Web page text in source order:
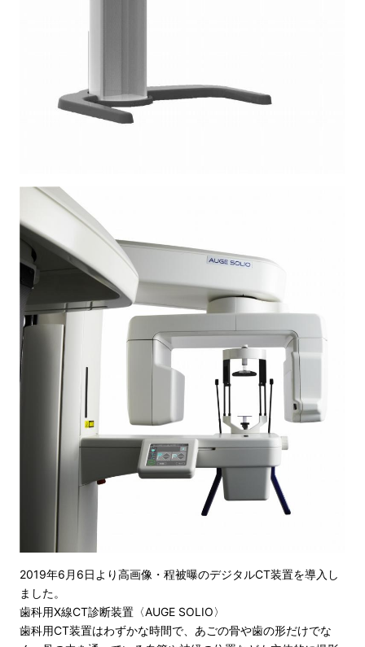
2019年6月6日より高画像・程被曝のデジタルCT装置を導入し
ました。
歯科用X線CT診断装置〈AUGE SOLIO〉
歯科用CT装置はわずかな時間で、あごの骨や歯の形だけでな